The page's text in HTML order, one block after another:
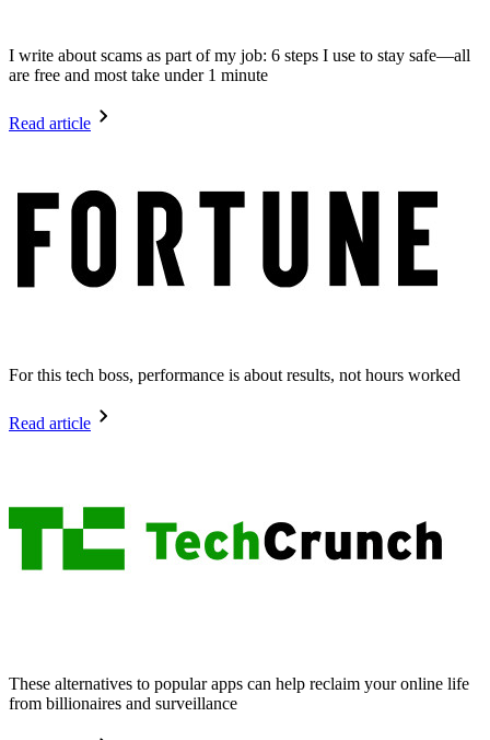
I write about scams as part of my job: 6 steps I use to stay safe—all
are free and most take under 1 minute
Read article
For this tech boss, performance is about results, not hours worked
Read article
These alternatives to popular apps can help reclaim your online life
from billionaires and surveillance